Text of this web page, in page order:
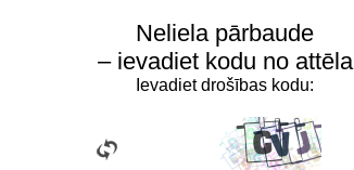
Neliela pārbaude
– ievadiet kodu no attēla
Ievadiet drošības kodu: